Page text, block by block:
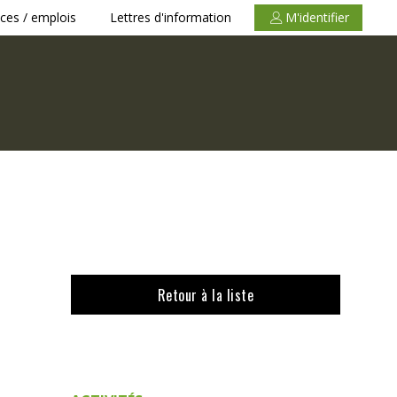
/ emplois Lettres d'information M'identifier
Retour à la liste